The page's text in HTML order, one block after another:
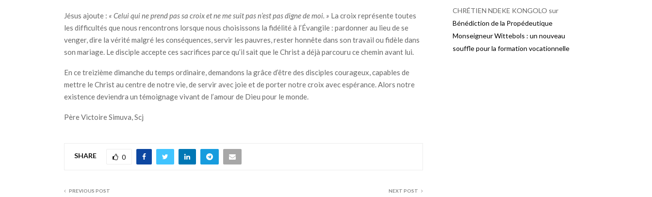
Jésus ajoute : « Celui qui ne prend pas sa croix et ne me suit pas n’est pas digne de moi. » La croix représente toutes
les difficultés que nous rencontrons lorsque nous choisissons la fidélité à l’Évangile : pardonner au lieu de se
venger, dire la vérité malgré les conséquences, servir les pauvres, rester honnête dans son travail ou fidèle dans
son mariage. Le disciple accepte ces sacrifices parce qu’il sait que le Christ a déjà parcouru ce chemin avant lui.
En ce treizième dimanche du temps ordinaire, demandons la grâce d’être des disciples courageux, capables de
mettre le Christ au centre de notre vie, de servir avec joie et de porter notre croix avec espérance. Alors notre
existence deviendra un témoignage vivant de l’amour de Dieu pour le monde.
Père Victoire Simuva, Scj
SHARE 0
PREVIOUS POST NEXT POST
CHRÉTIEN NDEKE KONGOLO sur
Bénédiction de la Propédeutique
Monseigneur Wittebols : un nouveau
souffle pour la formation vocationnelle